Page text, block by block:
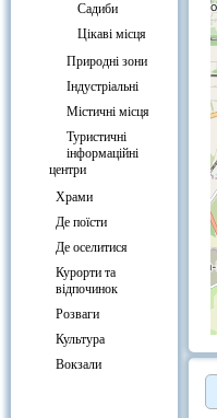
Садиби
Цікаві місця
Природні зони
Індустріальні
Містичні місця
Туристичні
інформаційні
центри
Храми
Де поїсти
Де оселитися
Курорти та
відпочинок
Розваги
Культура
Вокзали